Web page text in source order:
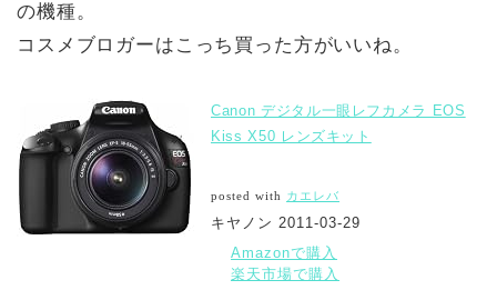
の機種。
コスメブロガーはこっち買った方がいいね。
Canon デジタル一眼レフカメラ EOS
Kiss X50 レンズキット
posted with カエレバ
キヤノン 2011-03-29
Amazonで購入
楽天市場で購入